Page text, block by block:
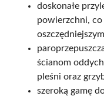
doskonałe
powierzchni,
ścianom
pleśni oraz
szeroką gamę